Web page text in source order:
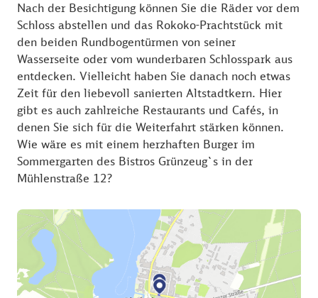
Nach der Besichtigung können Sie die Räder vor dem
Schloss abstellen und das Rokoko-Prachtstück mit
den beiden Rundbogentürmen von seiner
Wasserseite oder vom wunderbaren Schlosspark aus
entdecken. Vielleicht haben Sie danach noch etwas
Zeit für den liebevoll sanierten Altstadtkern. Hier
gibt es auch zahlreiche Restaurants und Cafés, in
denen Sie sich für die Weiterfahrt stärken können.
Wie wäre es mit einem herzhaften Burger im
Sommergarten des Bistros Grünzeug`s in der
Mühlenstraße 12?